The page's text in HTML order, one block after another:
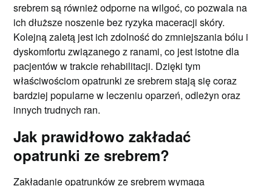
srebrem są również odporne na wilgoć, co pozwala na
ich dłuższe noszenie bez ryzyka maceracji skóry.
Kolejną zaletą jest ich zdolność do zmniejszania bólu i
dyskomfortu związanego z ranami, co jest istotne dla
pacjentów w trakcie rehabilitacji. Dzięki tym
właściwościom opatrunki ze srebrem stają się coraz
bardziej popularne w leczeniu oparzeń, odleżyn oraz
innych trudnych ran.
Jak prawidłowo zakładać
opatrunki ze srebrem?
Zakładanie opatrunków ze srebrem wymaga